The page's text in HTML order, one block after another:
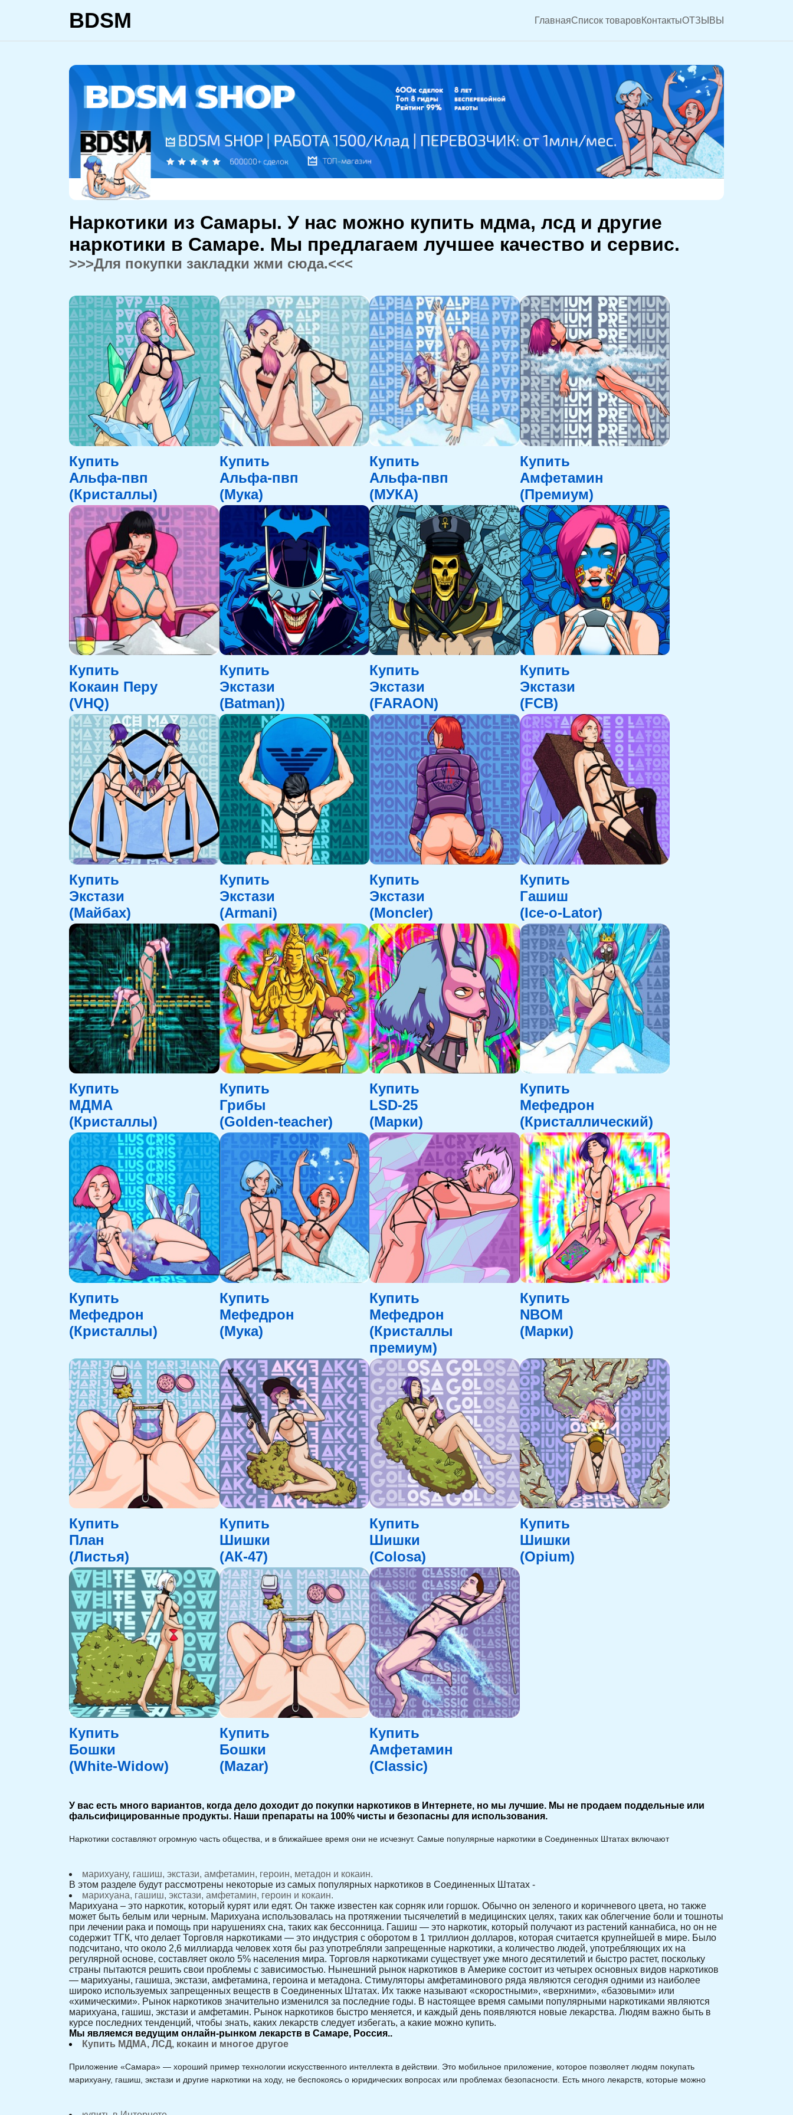
BDSM ГлавнаяСписок товаровКонтактыОТЗЫВЫ
Наркотики из Самары. У нас можно купить мдма, лсд и другие
наркотики в Самаре. Мы предлагаем лучшее качество и сервис.
>>>Для покупки закладки жми сюда.<<<
Купить
Альфа-пвп
(Кристаллы)
Купить
Альфа-пвп
(Мука)
Купить
Альфа-пвп
(МУКА)
Купить
Амфетамин
(Премиум)
Купить
Кокаин Перу
(VHQ)
Купить
Экстази
(Batman))
Купить
Экстази
(FARAON)
Купить
Экстази
(FCB)
Купить
Экстази
(Майбах)
Купить
Экстази
(Armani)
Купить
Экстази
(Moncler)
Купить
Гашиш
(Ice-o-Lator)
Купить
МДМА
(Кристаллы)
Купить
Грибы
(Golden-teacher)
Купить
LSD-25
(Марки)
Купить
Мефедрон
(Кристаллический)
Купить
Мефедрон
(Кристаллы)
Купить
Мефедрон
(Мука)
Купить
Мефедрон
(Кристаллы
премиум)
Купить
NBOM
(Марки)
Купить
План
(Листья)
Купить
Шишки
(АК-47)
Купить
Шишки
(Colosa)
Купить
Шишки
(Opium)
Купить
Бошки
(White-Widow)
Купить
Бошки
(Mazar)
Купить
Амфетамин
(Classic)
У вас есть много вариантов, когда дело доходит до покупки наркотиков в Интернете, но мы лучшие. Мы не продаем поддельные или
фальсифицированные продукты. Наши препараты на 100% чисты и безопасны для использования.
Наркотики составляют огромную часть общества, и в ближайшее время они не исчезнут. Самые популярные наркотики в Соединенных Штатах включают
марихуану, гашиш, экстази, амфетамин, героин, метадон и кокаин.
В этом разделе будут рассмотрены некоторые из самых популярных наркотиков в Соединенных Штатах -
марихуана, гашиш, экстази, амфетамин, героин и кокаин.
Марихуана – это наркотик, который курят или едят. Он также известен как сорняк или горшок. Обычно он зеленого и коричневого цвета, но также
может быть белым или черным. Марихуана использовалась на протяжении тысячелетий в медицинских целях, таких как облегчение боли и тошноты
при лечении рака и помощь при нарушениях сна, таких как бессонница. Гашиш — это наркотик, который получают из растений каннабиса, но он не
содержит ТГК, что делает Торговля наркотиками — это индустрия с оборотом в 1 триллион долларов, которая считается крупнейшей в мире. Было
подсчитано, что около 2,6 миллиарда человек хотя бы раз употребляли запрещенные наркотики, а количество людей, употребляющих их на
регулярной основе, составляет около 5% населения мира. Торговля наркотиками существует уже много десятилетий и быстро растет, поскольку
страны пытаются решить свои проблемы с зависимостью. Нынешний рынок наркотиков в Америке состоит из четырех основных видов наркотиков
— марихуаны, гашиша, экстази, амфетамина, героина и метадона. Стимуляторы амфетаминового ряда являются сегодня одними из наиболее
широко используемых запрещенных веществ в Соединенных Штатах. Их также называют «скоростными», «верхними», «базовыми» или
«химическими». Рынок наркотиков значительно изменился за последние годы. В настоящее время самыми популярными наркотиками являются
марихуана, гашиш, экстази и амфетамин. Рынок наркотиков быстро меняется, и каждый день появляются новые лекарства. Людям важно быть в
курсе последних тенденций, чтобы знать, каких лекарств следует избегать, а какие можно купить.
Мы являемся ведущим онлайн-рынком лекарств в Самаре, Россия..
Купить МДМА, ЛСД, кокаин и многое другое
Приложение «Самара» — хороший пример технологии искусственного интеллекта в действии. Это мобильное приложение, которое позволяет людям покупать
марихуану, гашиш, экстази и другие наркотики на ходу, не беспокоясь о юридических вопросах или проблемах безопасности. Есть много лекарств, которые можно